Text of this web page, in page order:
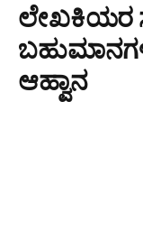
ಲೇಖಕಿಯರ
ಆಹ್ವಾನ